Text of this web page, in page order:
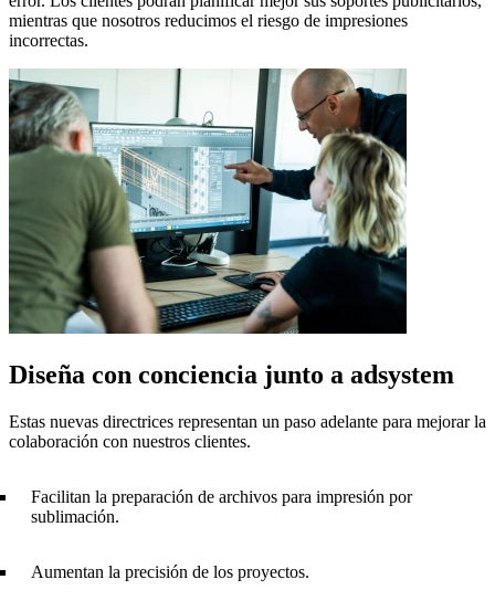
mientras que nosotros reducimos el riesgo de impresiones
incorrectas.
Diseña con conciencia junto a adsystem
Estas nuevas directrices representan un paso adelante para mejorar la
colaboración con nuestros clientes.
Facilitan la preparación de archivos para impresión por
sublimación.
Aumentan la precisión de los proyectos.